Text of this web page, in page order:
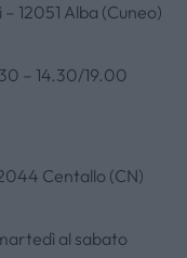
12051 Alba (Cuneo)
– 14.30/19.00
Centallo (CN)
al sabato